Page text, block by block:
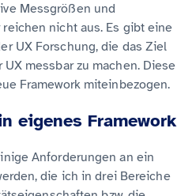
Messgrößen und
nicht aus. Es gibt eine
UX Forschung, die das Ziel
messbar zu machen. Diese
Framework miteinbezogen.
eigenes Framework
Anforderungen an ein
die ich in drei Bereiche